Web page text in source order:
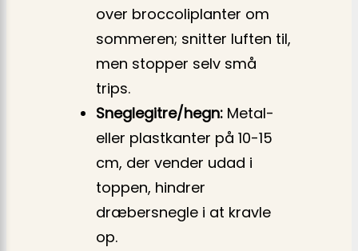
over broccoliplanter om
sommeren; snitter luften til,
men stopper selv små
trips.
Sneglegitre/hegn: Metal-
eller plastkanter på 10-15
cm, der vender udad i
toppen, hindrer
dræbersnegle i at kravle
op.